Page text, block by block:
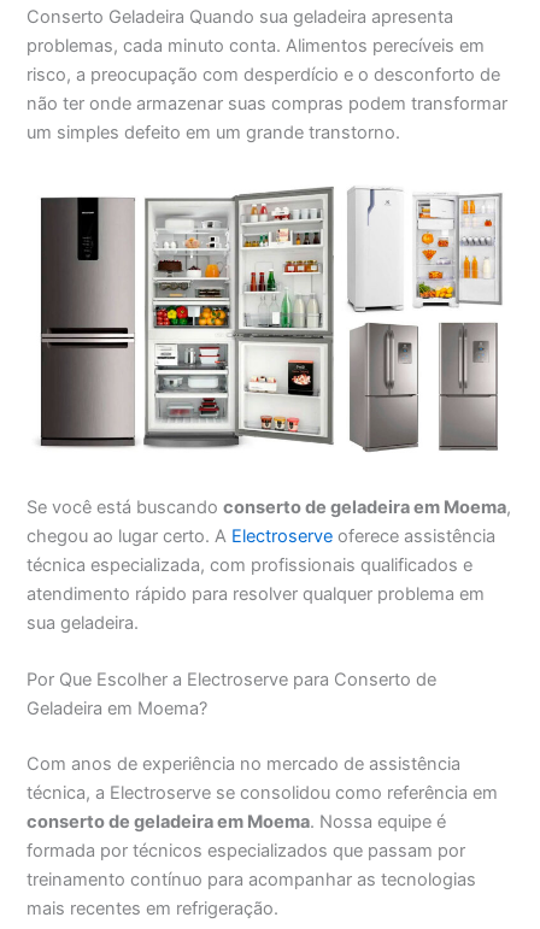
Conserto Geladeira Quando sua geladeira apresenta
problemas, cada minuto conta. Alimentos perecíveis em
risco, a preocupação com desperdício e o desconforto de
não ter onde armazenar suas compras podem transformar
um simples defeito em um grande transtorno.
Se você está buscandoconserto de geladeira em Moema,
chegou ao lugar certo. A Electroserve oferece assistência
técnica especializada, com profissionais qualificados e
atendimento rápido para resolver qualquer problema em
sua geladeira.
Por Que Escolher a Electroserve para Conserto de
Geladeira em Moema?
Com anos de experiência no mercado de assistência
técnica, a Electroserve se consolidou como referência em
conserto de geladeira em Moema. Nossa equipe é
formada por técnicos especializados que passam por
treinamento contínuo para acompanhar as tecnologias
mais recentes em refrigeração.